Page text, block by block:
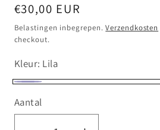
Normale
prijs
€30,00 EUR
Belastingen inbegrepen.Verzendkosten
checkout.
Kleur: Lila
Aantal